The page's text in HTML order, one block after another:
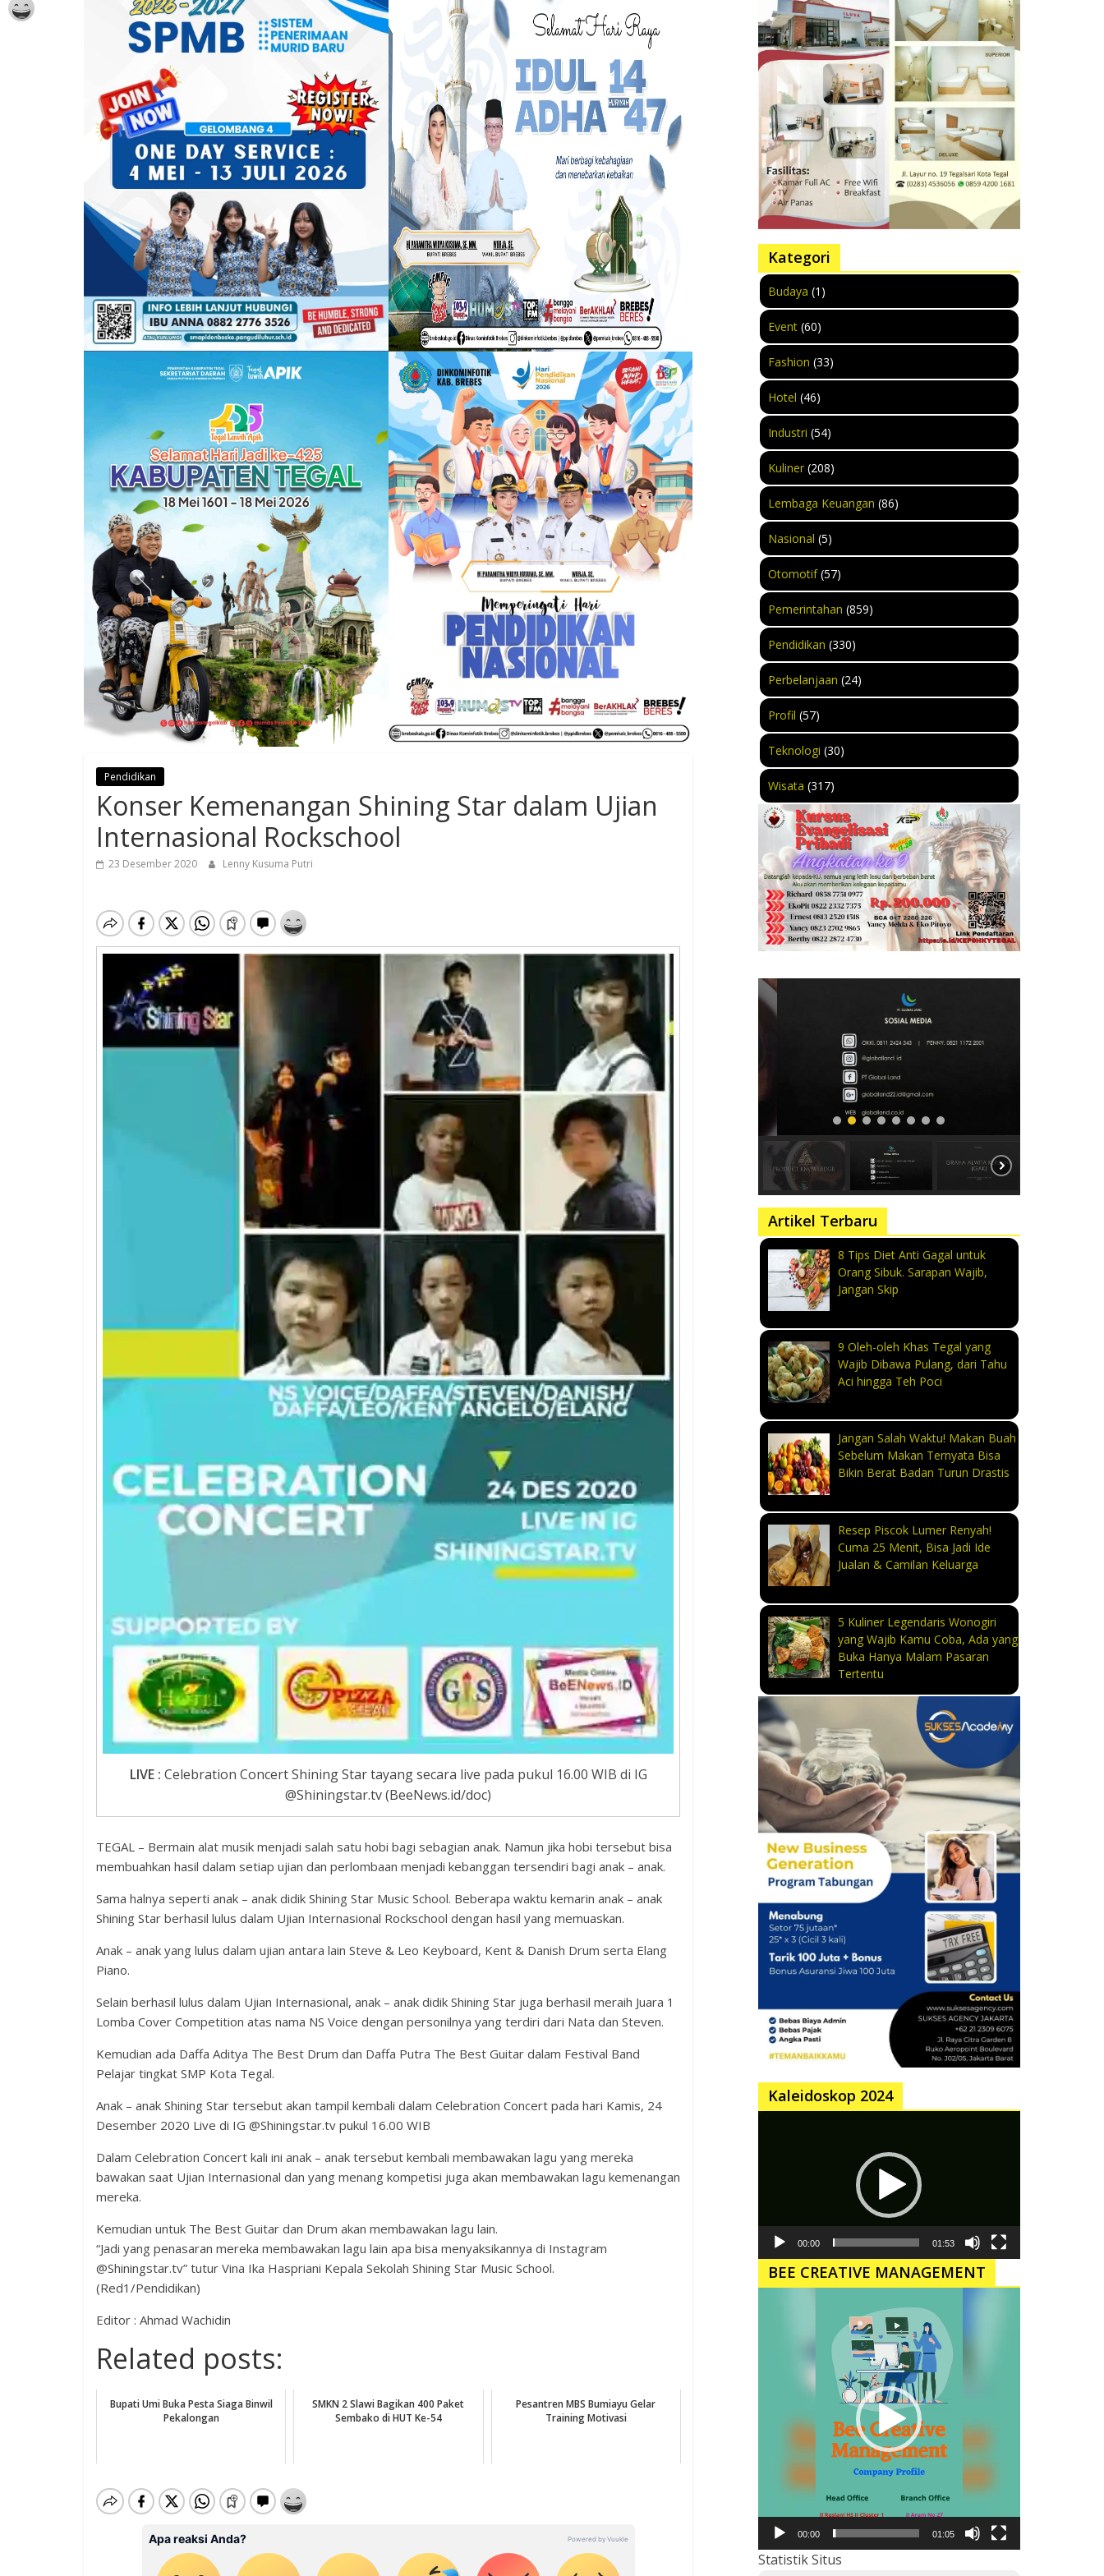
Pendidikan
Konser Kemenangan Shining Star dalam Ujian
Internasional Rockschool
23 Desember 2020 Lenny Kusuma Putri
LIVE : Celebration Concert Shining Star tayang secara live pada pukul 16.00 WIB di IG
@Shiningstar.tv (BeeNews.id/doc)
TEGAL – Bermain alat musik menjadi salah satu hobi bagi sebagian anak. Namun jika hobi tersebut bisa
membuahkan hasil dalam setiap ujian dan perlombaan menjadi kebanggan tersendiri bagi anak – anak.
Sama halnya seperti anak – anak didik Shining Star Music School. Beberapa waktu kemarin anak – anak
Shining Star berhasil lulus dalam Ujian Internasional Rockschool dengan hasil yang memuaskan.
Anak – anak yang lulus dalam ujian antara lain Steve & Leo Keyboard, Kent & Danish Drum serta Elang
Piano.
Selain berhasil lulus dalam Ujian Internasional, anak – anak didik Shining Star juga berhasil meraih Juara 1
Lomba Cover Competition atas nama NS Voice dengan personilnya yang terdiri dari Nata dan Steven.
Kemudian ada Daffa Aditya The Best Drum dan Daffa Putra The Best Guitar dalam Festival Band
Pelajar tingkat SMP Kota Tegal.
Anak – anak Shining Star tersebut akan tampil kembali dalam Celebration Concert pada hari Kamis, 24
Desember 2020 Live di IG @Shiningstar.tv pukul 16.00 WIB
Dalam Celebration Concert kali ini anak – anak tersebut kembali membawakan lagu yang mereka
bawakan saat Ujian Internasional dan yang menang kompetisi juga akan membawakan lagu kemenangan
mereka.
Kemudian untuk The Best Guitar dan Drum akan membawakan lagu lain.
“Jadi yang penasaran mereka membawakan lagu lain apa bisa menyaksikannya di Instagram
@Shiningstar.tv” tutur Vina Ika Haspriani Kepala Sekolah Shining Star Music School.
(Red1/Pendidikan)
Editor : Ahmad Wachidin
Related posts:
Bupati Umi Buka Pesta Siaga Binwil
Pekalongan
SMKN 2 Slawi Bagikan 400 Paket
Sembako di HUT Ke-54
Pesantren MBS Bumiayu Gelar
Training Motivasi
Kategori
Budaya (1)
Event(60)
Fashion (33)
Hotel (46)
Industri (54)
Kuliner(208)
Lembaga Keuangan (86)
Nasional (5)
Otomotif(57)
Pemerintahan (859)
Pendidikan (330)
Perbelanjaan (24)
Profil (57)
Teknologi (30)
Wisata (317)
Artikel Terbaru
8 Tips Diet Anti Gagal untuk
Orang Sibuk. Sarapan Wajib,
Jangan Skip
9 Oleh-oleh Khas Tegal yang
Wajib Dibawa Pulang, dari Tahu
Aci hingga Teh Poci
Jangan Salah Waktu! Makan Buah
Sebelum Makan Ternyata Bisa
Bikin Berat Badan Turun Drastis
Resep Piscok Lumer Renyah!
Cuma 25 Menit, Bisa Jadi Ide
Jualan & Camilan Keluarga
5 Kuliner Legendaris Wonogiri
yang Wajib Kamu Coba, Ada yang
Buka Hanya Malam Pasaran
Tertentu
Kaleidoskop 2024
00:00 01:53
BEE CREATIVE MANAGEMENT
00:00 01:05
Statistik Situs